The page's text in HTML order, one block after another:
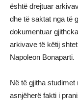
është drejtuar
dhe të saktat nga të
dokumentuar
arkivave të këtij
Napoleon Bonaparti.
Në të gjitha
asnjëherë fakti i